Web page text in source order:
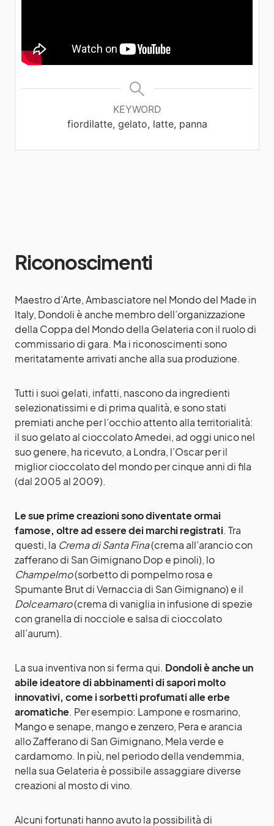
KEYWORD
fiordilatte, gelato, latte, panna
Riconoscimenti
Maestro d’Arte, Ambasciatore nel Mondo del Made in
Italy, Dondoli è anche membro dell’organizzazione
della Coppa del Mondo della Gelateria con il ruolo di
commissario di gara. Ma i riconoscimenti sono
meritatamente arrivati anche alla sua produzione.
Tutti i suoi gelati, infatti, nascono da ingredienti
selezionatissimi e di prima qualità, e sono stati
premiati anche per l’occhio attento alla territorialità:
il suo gelato al cioccolato Amedei, ad oggi unico nel
suo genere, ha ricevuto, a Londra, l’Oscar per il
miglior cioccolato del mondo per cinque anni di fila
(dal 2005 al 2009).
Le sue prime creazioni sono diventate ormai
famose, oltre ad essere dei marchi registrati. Tra
questi, la Crema di Santa Fina(crema all’arancio con
zafferano di San Gimignano Dop e pinoli), lo
Champelmo(sorbetto di pompelmo rosa e
Spumante Brut di Vernaccia di San Gimignano) e il
Dolceamaro(crema di vaniglia in infusione di spezie
con granella di nocciole e salsa di cioccolato
all’aurum).
La sua inventiva non si ferma qui. Dondoli è anche un
abile ideatore di abbinamenti di sapori molto
innovativi, come i sorbetti profumati alle erbe
aromatiche. Per esempio: Lampone e rosmarino,
Mango e senape, mango e zenzero, Pera e arancia
allo Zafferano di San Gimignano, Mela verde e
cardamomo. In più, nel periodo della vendemmia,
nella sua Gelateria è possibile assaggiare diverse
creazioni al mosto di vino.
Alcuni fortunati hanno avuto la possibilità di